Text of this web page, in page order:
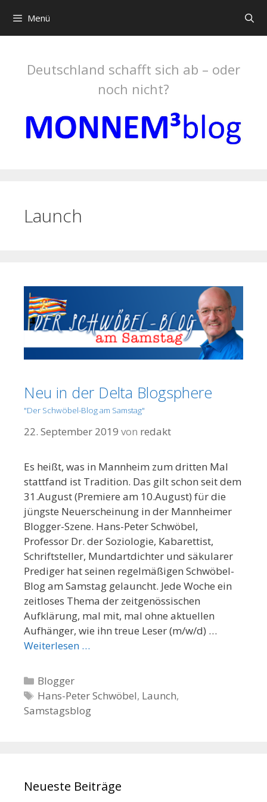
zum
Inhalt
Menü
Deutschland schafft sich ab – oder
noch nicht?
Launch
Neu in der Delta Blogsphere
"Der Schwöbel-Blog am Samstag"
22. September 2019 von redakt
Es heißt, was in Mannheim zum dritten Mal
stattfand ist Tradition. Das gilt schon seit dem
31.August (Premiere am 10.August) für die
jüngste Neuerscheinung in der Mannheimer
Blogger-Szene. Hans-Peter Schwöbel,
Professor Dr. der Soziologie, Kabarettist,
Schriftsteller, Mundartdichter und säkularer
Prediger hat seinen regelmäßigen Schwöbel-
Blog am Samstag gelauncht. Jede Woche ein
zeitloses Thema der zeitgenössischen
Aufklärung, mal mit, mal ohne aktuellen
Aufhänger, wie ihn treue Leser (m/w/d) …
Weiterlesen …
K
a
t
i
Blogger
S
c
w
Hans-Peter Schwöbel, Launch,
Samstagsblog
Neueste Beiträge